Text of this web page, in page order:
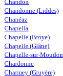
Chandon
Chandonne (Liddes)
Chanéaz
Chapella
Chapelle (Broye)
Chapelle (Glâne)
Chapelle-sur-Moudon
Chardonne
Charmey (Gruyère)